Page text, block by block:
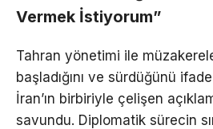
Vermek İstiyorum”
Tahran yönetimi ile
başladığını ve sürdüğünü
İran’ın birbiriyle çelişen
savundu. Diplomatik sürecin